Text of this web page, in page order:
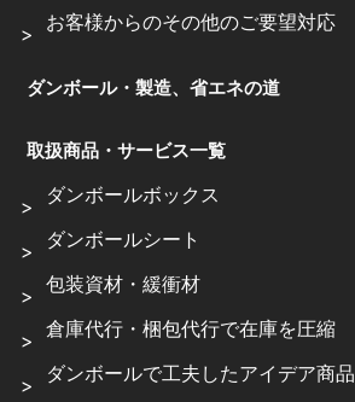
お客様からのその他のご要望対応
ダンボール・製造、省エネの道
取扱商品・サービス一覧
ダンボールボックス
ダンボールシート
包装資材・緩衝材
倉庫代行・梱包代行で在庫を圧縮
ダンボールで工夫したアイデア商品